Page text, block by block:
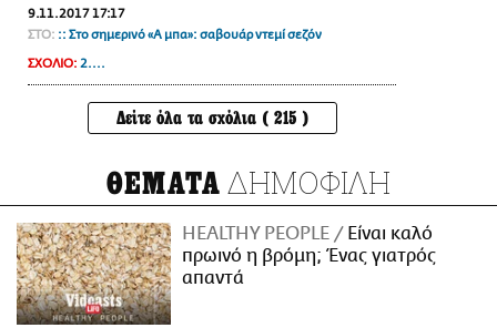
9.11.2017 17:17
ΣΤΟ: :: Στο σημερινό «Α μπα»: σαβουάρ ντεμί σεζόν
ΣΧΟΛΙΟ: 2....
Δείτε όλα τα σχόλια ( 215 )
ΘΕΜΑΤΑ ΔΗΜΟΦΙΛΗ
HEALTHY PEOPLE
Είναι καλό
πρωινό η βρόμη; Ένας γιατρός
απαντά